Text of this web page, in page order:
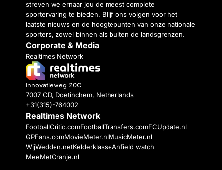
streven we ernaar jou de meest complete
sportervaring te bieden. Blijf ons volgen voor het
laatste nieuws en de hoogtepunten van onze nationale
sporters, zowel binnen als buiten de landsgrenzen.
Corporate & Media
Realtimes Network
Innovatieweg 20C
7007 CD, Doetinchem, Netherlands
+31(315)-764002
Realtimes Network
FootballCritic.comFootballTransfers.comFCUpdate.nl
GPFans.comMovieMeter.nlMusicMeter.nl
WijWedden.netKelderklasseAnfield watch
MeeMetOranje.nl